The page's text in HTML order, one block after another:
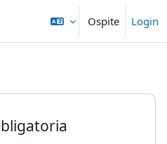
Ospite Login